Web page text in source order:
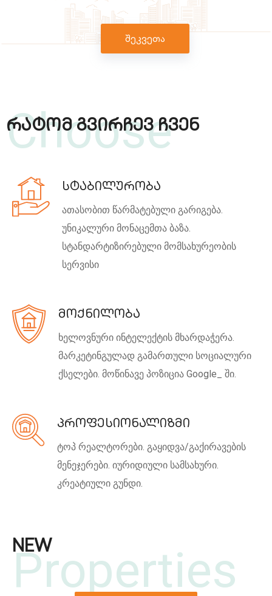
შეკვეთა
Choose
რატომ გვირჩევ ჩვენ
სტაბილურობა
ათასობით წარმატებული გარიგება.
უნიკალური მონაცემთა ბაზა.
სტანდარტიზირებული მომსახურეობის
სერვისი
მოქნილობა
ხელოვნური ინტელექტის მხარდაჭერა.
მარკეტინგულად გამართული სოციალური
ქსელები. მოწინავე პოზიცია Google_ ში.
პროფესიონალიზმი
ტოპ რეალტორები. გაყიდვა/გაქირავების
მენეჯერები. იურიდიული სამსახური.
კრეატიული გუნდი.
Properties
NEW